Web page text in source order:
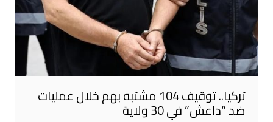
تركيا.. توقيف 104 مشتبه بهم خلال عمليات
ضد “داعش” في 30 ولاية